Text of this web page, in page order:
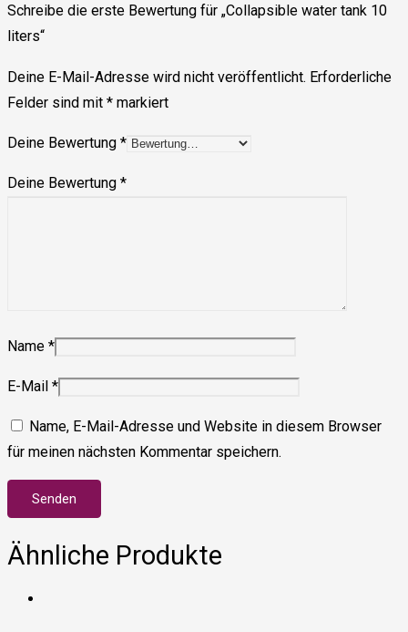
Schreibe die erste Bewertung für „Collapsible water tank 10
liters“
Deine E-Mail-Adresse wird nicht veröffentlicht. Erforderliche
Felder sind mit * markiert
Deine Bewertung *
Deine Bewertung *
Name *
E-Mail *
Name, E-Mail-Adresse und Website in diesem Browser
für meinen nächsten Kommentar speichern.
Ähnliche Produkte